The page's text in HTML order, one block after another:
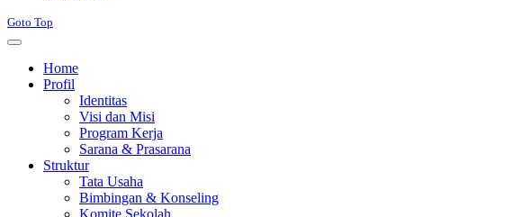
Goto Top
Home
Profil
Identitas
Visi dan Misi
Program Kerja
Sarana & Prasarana
Struktur
Tata Usaha
Bimbingan & Konseling
Komite Sekolah